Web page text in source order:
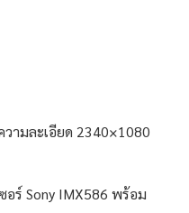
ามละเอียด 2340×1080
ร์ Sony IMX586 พร้อม